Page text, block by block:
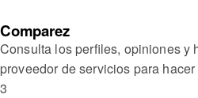
Comparez
Consulta los perfiles, opiniones y
proveedor de servicios para
3